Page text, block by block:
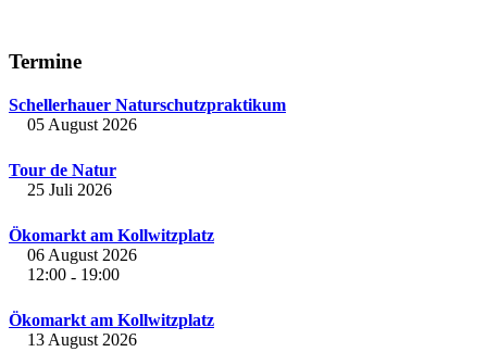
Termine
Schellerhauer Naturschutzpraktikum
05 August 2026
Tour de Natur
25 Juli 2026
Ökomarkt am Kollwitzplatz
06 August 2026
12:00 - 19:00
Ökomarkt am Kollwitzplatz
13 August 2026